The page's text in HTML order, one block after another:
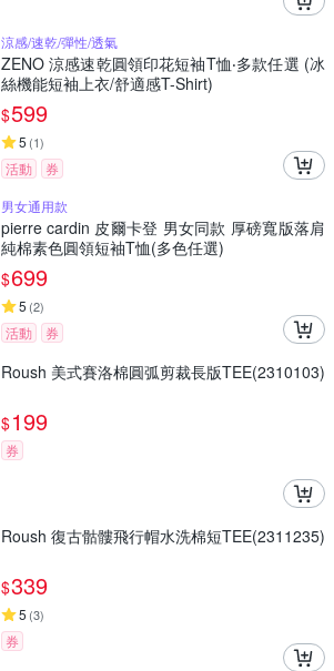
涼感/速乾/彈性/透氣
ZENO 涼感速乾圓領印花短袖T恤‧多款任選 (冰
絲機能短袖上衣/舒適感T-Shirt)
$599
5 (1)
活動
券
男女通用款
pierre cardin 皮爾卡登 男女同款 厚磅寬版落肩
純棉素色圓領短袖T恤(多色任選)
$699
5 (2)
活動 券
Roush 美式賽洛棉圓弧剪裁長版TEE(2310103)
$199
券
Roush 復古骷髏飛行帽水洗棉短TEE(2311235)
$339
5 (3)
券